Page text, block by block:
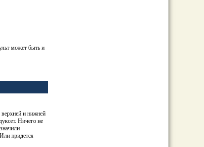
может быть и
и нижней
Ничего не
придется